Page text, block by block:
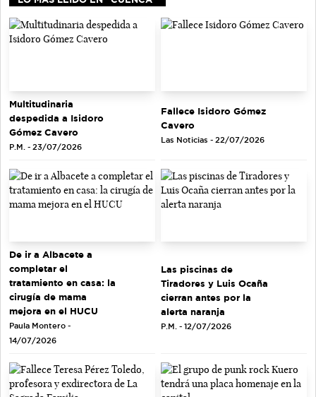
Multitudinaria
despedida a Isidoro
Gómez Cavero
P.M. - 23/07/2026
Fallece Isidoro Gómez
Cavero
Las Noticias - 22/07/2026
De ir a Albacete a
completar el
tratamiento en casa: la
cirugía de mama
mejora en el HUCU
Paula Montero -
14/07/2026
Las piscinas de
Tiradores y Luis Ocaña
cierran antes por la
alerta naranja
P.M. - 12/07/2026